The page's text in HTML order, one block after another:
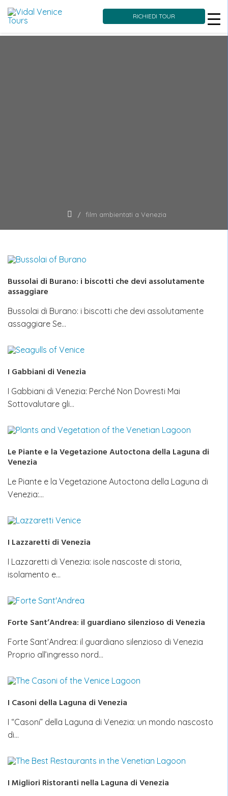
RICHIEDI TOUR
film ambientati a Venezia
Bussolai di Burano: i biscotti che devi assolutamente
assaggiare
Bussolai di Burano: i biscotti che devi assolutamente
assaggiare Se…
I Gabbiani di Venezia
I Gabbiani di Venezia: Perché Non Dovresti Mai
Sottovalutare gli…
Le Piante e la Vegetazione Autoctona della Laguna di
Venezia
Le Piante e la Vegetazione Autoctona della Laguna di
Venezia:…
I Lazzaretti di Venezia
I Lazzaretti di Venezia: isole nascoste di storia,
isolamento e…
Forte Sant’Andrea: il guardiano silenzioso di Venezia
Forte Sant’Andrea: il guardiano silenzioso di Venezia
Proprio all’ingresso nord…
I Casoni della Laguna di Venezia
I “Casoni” della Laguna di Venezia: un mondo nascosto
di…
I Migliori Ristoranti nella Laguna di Venezia